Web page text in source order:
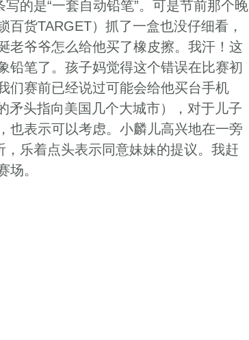
的是“一套自动铅笔”。可是节前那个晚
百货TARGET）抓了一盒也没仔细看，
老爷爷怎么给他买了橡皮擦。我汗！这
铅笔了。孩子妈觉得这个错误在比赛初
们赛前已经说过可能会给他买台手机
矛头指向美国几个大城市），对于儿子
也表示可以考虑。小麟儿高兴地在一旁
，乐着点头表示同意妹妹的提议。我赶
场。